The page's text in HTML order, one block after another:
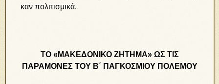
καν πο­λι­τι­σμι­κά.
ΤΟ «ΜΑΚΕΔΟΝΙΚΟ ΖΗΤΗΜΑ» ΩΣ ΤΙΣ
ΠΑΡΑΜΟΝΕΣ ΤΟΥ Β΄ ΠΑΓΚΟΣΜΙΟΥ ΠΟΛΕΜΟΥ